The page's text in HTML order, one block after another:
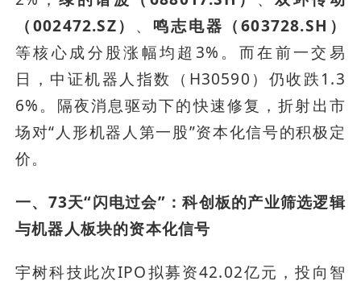
（002472.SZ） 、 鸣志电器（603728.SH）
等核心成分股涨幅均超3%。而在前一交易
日，中证机器人指数（H30590）仍收跌1.3
6%。隔夜消息驱动下的快速修复，折射出市
场对“人形机器人第一股”资本化信号的积极定
价。
一、73天“闪电过会”：科创板的产业筛选逻辑
与机器人板块的资本化信号
宇树科技此次IPO拟募资42.02亿元，投向智